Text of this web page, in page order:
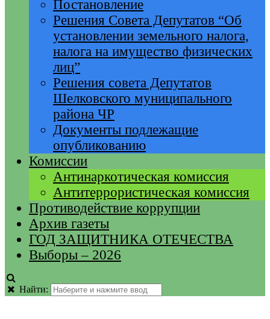
Постановление
Решения Совета Депутатов “Об
установлении земельного налога,
налога на имущество физических
лиц”
Решения совета Депутатов
Шелковского муниципального
района ЧР
Документы подлежащие
опубликованию
Комиссии
Антинаркотическая комиссия
Антитеррористическая комиссия
Противодействие коррупции
Архив газеты
ГОД ЗАЩИТНИКА ОТЕЧЕСТВА
Выборы – 2026
Найти: